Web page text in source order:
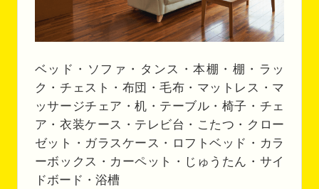
ベッド・ソファ・タンス・本棚・棚・ラッ
ク・チェスト・布団・毛布・マットレス・マ
ッサージチェア・机・テーブル・椅子・チェ
ア・衣装ケース・テレビ台・こたつ・クロー
ゼット・ガラスケース・ロフトベッド・カラ
ーボックス・カーペット・じゅうたん・サイ
ドボード・浴槽